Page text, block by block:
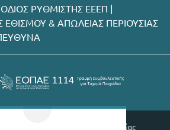
ΡΥΘΜΙΣΤΗΣ ΕΕΕΠ |
ΕΘΙΣΜΟΥ & ΑΠΩΛΕΙΑΣ ΠΕΡΙΟΥΣΙΑΣ
Θέσεις εργασίας